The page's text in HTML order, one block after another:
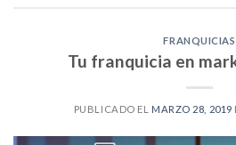
FRANQUICIAS
Tu franquicia en
PUBLICADO EL MARZO 28, 2019